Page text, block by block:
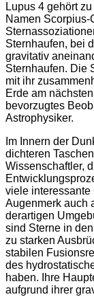
Lupus 4 gehört
Namen
Sternhaufen, bei
gravitativ
Sternhaufen. Die
mit ihr
Erde am
bevorzugtes
Astrophysiker.
Im Innern der
dichteren
Wissenschaftler,
viele interessante
Augenmerk auch
derartigen
sind Sterne in
zu starken
stabilen
des
haben. Ihre
aufgrund ihrer